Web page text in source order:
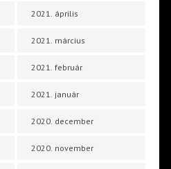
2021. április
2021. március
2021. február
2021. január
2020. december
2020. november